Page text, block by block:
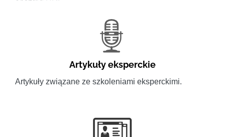
Artykuły eksperckie
Artykuły związane ze szkoleniami eksperckimi.